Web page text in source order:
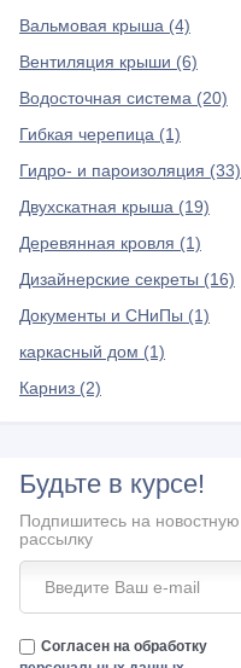
Вальмовая крыша (4)
Вентиляция крыши (6)
Водосточная система (20)
Гибкая черепица (1)
Гидро- и пароизоляция (33)
Двухскатная крыша (19)
Деревянная кровля (1)
Дизайнерские секреты (16)
Документы и СНиПы (1)
каркасный дом (1)
Карниз (2)
Конек крыши (6)
Кровельная лестница (2)
кровельные материалы (10)
Кровля (1)
Будьте в курсе!
Подпишитесь на новостную
рассылку
Согласен на обработку